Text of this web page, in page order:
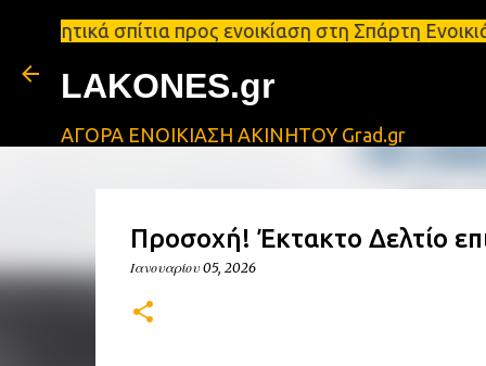
προς ενοικίαση στη Σπάρτη Ενοικιάσεις
LAKONES.gr
ΑΓΟΡΑ ΕΝΟΙΚΙΑΣΗ ΑΚΙΝΗΤΟΥ Grad.gr
Προσοχή! Έκτακτο Δελτίο
Ιανουαρίου 05, 2026